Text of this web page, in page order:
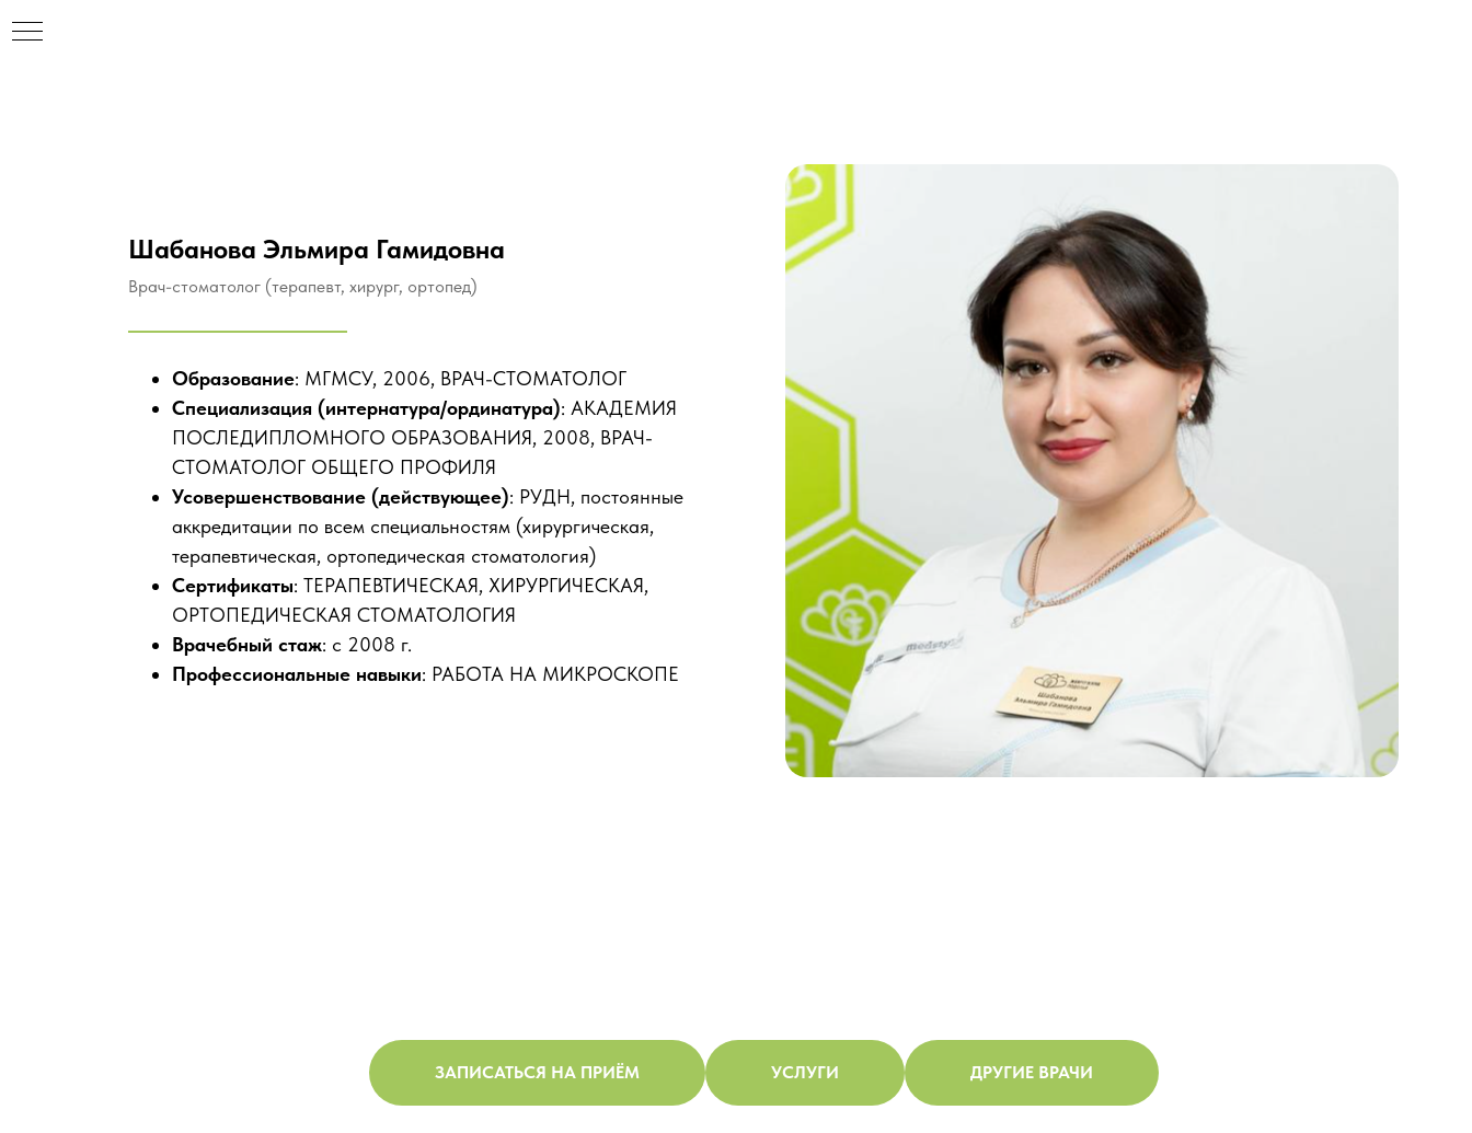
Шабанова Эльмира Гамидовна
Врач-стоматолог (терапевт, хирург, ортопед)
Образование: МГМСУ, 2006, ВРАЧ-СТОМАТОЛОГ
Специализация (интернатура/ординатура): АКАДЕМИЯ
ПОСЛЕДИПЛОМНОГО ОБРАЗОВАНИЯ, 2008, ВРАЧ-
СТОМАТОЛОГ ОБЩЕГО ПРОФИЛЯ
Усовершенствование (действующее): РУДН, постоянные
аккредитации по всем специальностям (хирургическая,
терапевтическая, ортопедическая стоматология)
Сертификаты: ТЕРАПЕВТИЧЕСКАЯ, ХИРУРГИЧЕСКАЯ,
ОРТОПЕДИЧЕСКАЯ СТОМАТОЛОГИЯ
Врачебный стаж: с 2008 г.
Профессиональные навыки: РАБОТА НА МИКРОСКОПЕ
ЗАПИСАТЬСЯ НА ПРИЁМ УСЛУГИ ДРУГИЕ ВРАЧИ